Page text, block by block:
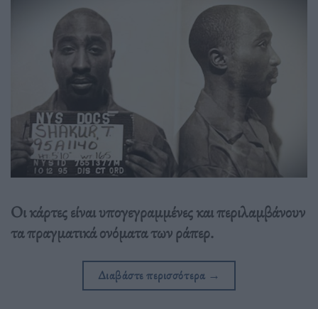
Οι κάρτες είναι υπογεγραμμένες και περιλαμβάνουν
τα πραγματικά ονόματα των ράπερ.
Διαβάστε περισσότερα →